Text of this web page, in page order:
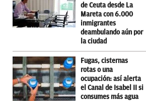
de Ceuta desde La
Mareta con 6.000
inmigrantes
deambulando aún por
la ciudad
Fugas, cisternas
rotas o una
ocupación: así alerta
el Canal de Isabel II si
consumes más agua